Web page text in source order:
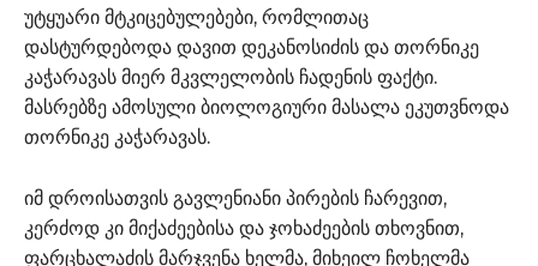
უტყუარი მტკიცებულებები, რომლითაც
დასტურდებოდა დავით დეკანოსიძის და თორნიკე
კაჭარავას მიერ მკვლელობის ჩადენის ფაქტი.
მასრებზე ამოსული ბიოლოგიური მასალა ეკუთვნოდა
თორნიკე კაჭარავას.
იმ დროისათვის გავლენიანი პირების ჩარევით,
კერძოდ კი მიქაძეებისა და ჯოხაძეების თხოვნით,
ფარცხალაძის მარჯვენა ხელმა, მიხეილ ჩოხელმა